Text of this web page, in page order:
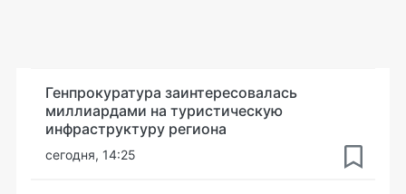
Генпрокуратура заинтересовалась
миллиардами на туристическую
инфраструктуру региона
сегодня, 14:25